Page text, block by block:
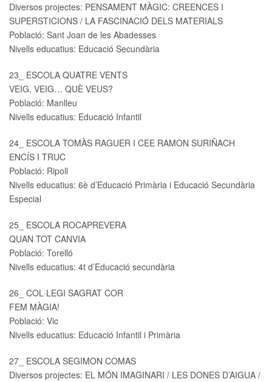
Diversos projectes: PENSAMENT MÀGIC: CREENCES I
SUPERSTICIONS / LA FASCINACIÓ DELS MATERIALS
Població: Sant Joan de les Abadesses
Nivells educatius: Educació Secundària
23_ ESCOLA QUATRE VENTS
VEIG, VEIG… QUÈ VEUS?
Població: Manlleu
Nivells educatius: Educació Infantil
24_ ESCOLA TOMÀS RAGUER I CEE RAMON SURIÑACH
ENCÍS I TRUC
Població: Ripoll
Nivells educatius: 6è d’Educació Primària i Educació Secundària
Especial
25_ ESCOLA ROCAPREVERA
QUAN TOT CANVIA
Població: Torelló
Nivells educatius: 4t d’Educació secundària
26_ COL·LEGI SAGRAT COR
FEM MÀGIA!
Població: Vic
Nivells educatius: Educació Infantil i Primària
27_ ESCOLA SEGIMON COMAS
Diversos projectes: EL MÓN IMAGINARI / LES DONES D’AIGUA /